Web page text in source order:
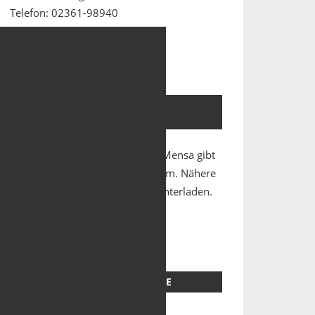
Telefon: 02361-98940
Fax: 02361-9894-66
Für das Mittagessen in unserer Mensa gibt
es ein neues Online-Bestellsystem. Nähere
Infos dazu können Sie hier herunterladen.
AUSZEICHNUNGEN UND PREISE